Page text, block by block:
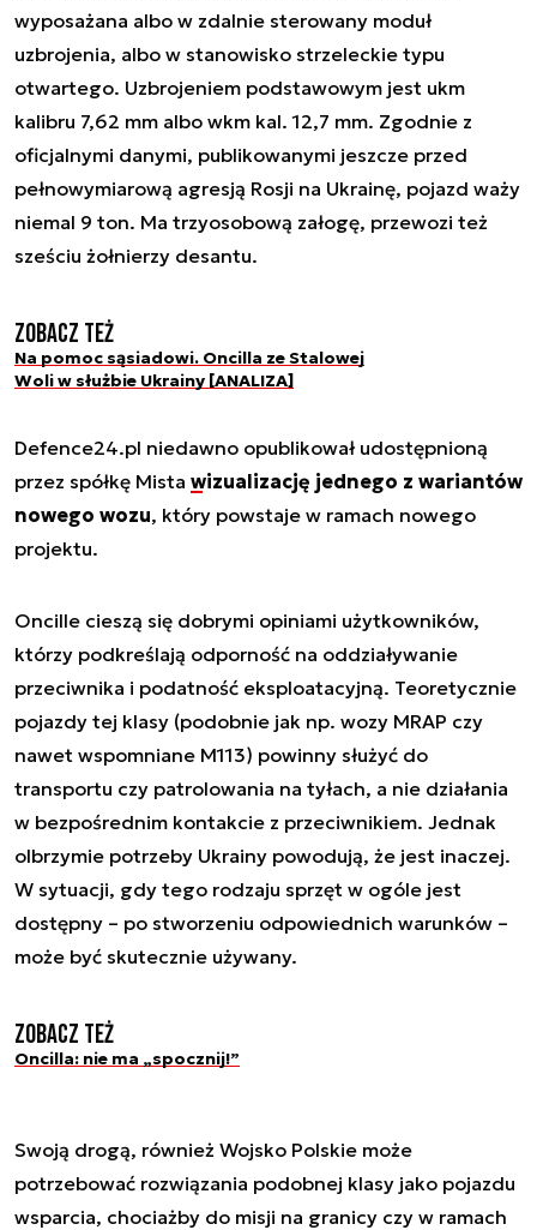
wyposażana albo w zdalnie sterowany moduł
uzbrojenia, albo w stanowisko strzeleckie typu
otwartego. Uzbrojeniem podstawowym jest ukm
kalibru 7,62 mm albo wkm kal. 12,7 mm. Zgodnie z
oficjalnymi danymi, publikowanymi jeszcze przed
pełnowymiarową agresją Rosji na Ukrainę, pojazd waży
niemal 9 ton. Ma trzyosobową załogę, przewozi też
sześciu żołnierzy desantu.
Zobacz też
Na pomoc sąsiadowi. Oncilla ze Stalowej
Woli w służbie Ukrainy [ANALIZA]
Defence24.pl niedawno opublikował udostępnioną
przez spółkę Mista wizualizację jednego z wariantów
nowego wozu, który powstaje w ramach nowego
projektu.
Oncille cieszą się dobrymi opiniami użytkowników,
którzy podkreślają odporność na oddziaływanie
przeciwnika i podatność eksploatacyjną. Teoretycznie
pojazdy tej klasy (podobnie jak np. wozy MRAP czy
nawet wspomniane M113) powinny służyć do
transportu czy patrolowania na tyłach, a nie działania
w bezpośrednim kontakcie z przeciwnikiem. Jednak
olbrzymie potrzeby Ukrainy powodują, że jest inaczej.
W sytuacji, gdy tego rodzaju sprzęt w ogóle jest
dostępny – po stworzeniu odpowiednich warunków –
może być skutecznie używany.
Zobacz też
Oncilla: nie ma „spocznij!”
Swoją drogą, również Wojsko Polskie może
potrzebować rozwiązania podobnej klasy jako pojazdu
wsparcia, chociażby do misji na granicy czy w ramach